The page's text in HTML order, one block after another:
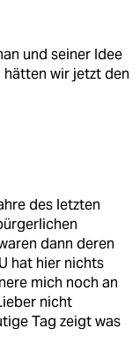
und seiner Idee
hätten wir jetzt den
des letzten
dann deren
hat hier nichts
mich noch an
nicht
Tag zeigt was